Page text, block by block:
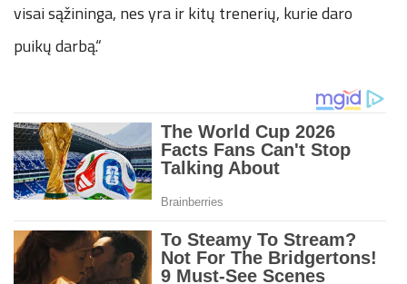
visai sąžininga, nes yra ir kitų trenerių, kurie daro
puikų darbą.“